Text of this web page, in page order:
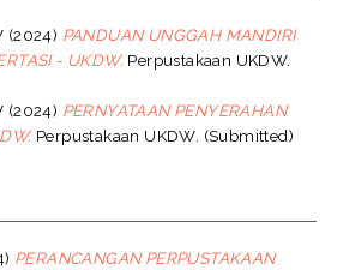
(2024) PANDUAN UNGGAH MANDIRI
- UKDW. Perpustakaan UKDW.
(2024) PERNYATAAN PENYERAHAN
Perpustakaan UKDW. (Submitted)
PERANCANGAN PERPUSTAKAAN